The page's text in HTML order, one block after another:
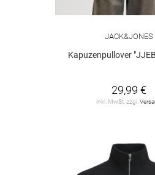
JACK&JONES
Kapuzenpullover
29,99 €
inkl. MwSt. zzgl.